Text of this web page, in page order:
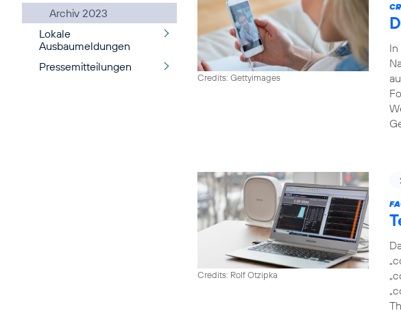
Archiv 2023
Lokale
Ausbaumeldungen
Pressemitteilungen
Credits: Gettyimages
Credits: Rolf Otzipka